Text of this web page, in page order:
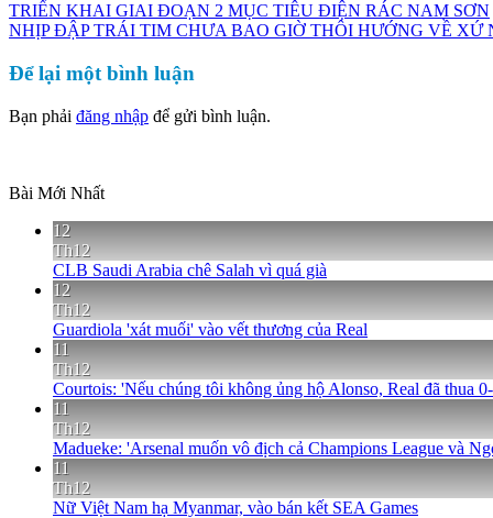
TRIỂN KHAI GIAI ĐOẠN 2 MỤC TIÊU ĐIỆN RÁC NAM SƠN
NHỊP ĐẬP TRÁI TIM CHƯA BAO GIỜ THÔI HƯỚNG VỀ XỨ
Để lại một bình luận
Bạn phải đăng nhập để gửi bình luận.
Bài Mới Nhất
12
Th12
CLB Saudi Arabia chê Salah vì quá già
12
Th12
Guardiola 'xát muối' vào vết thương của Real
11
Th12
Courtois: 'Nếu chúng tôi không ủng hộ Alonso, Real đã thua
11
Th12
Madueke: 'Arsenal muốn vô địch cả Champions League và
11
Th12
Nữ Việt Nam hạ Myanmar, vào bán kết SEA Games